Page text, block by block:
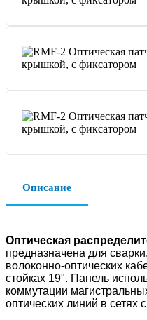
Описание
Оптическая
предназначена для
волоконно-оптических
стойках 19". Панель
коммутации
оптических линий в сетях